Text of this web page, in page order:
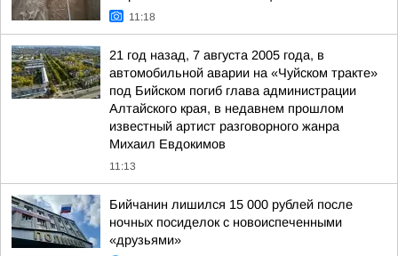
11:18
21 год назад, 7 августа 2005 года, в
автомобильной аварии на «Чуйском тракте»
под Бийском погиб глава администрации
Алтайского края, в недавнем прошлом
известный артист разговорного жанра
Михаил Евдокимов
11:13
Бийчанин лишился 15 000 рублей после
ночных посиделок с новоиспеченными
«друзьями»